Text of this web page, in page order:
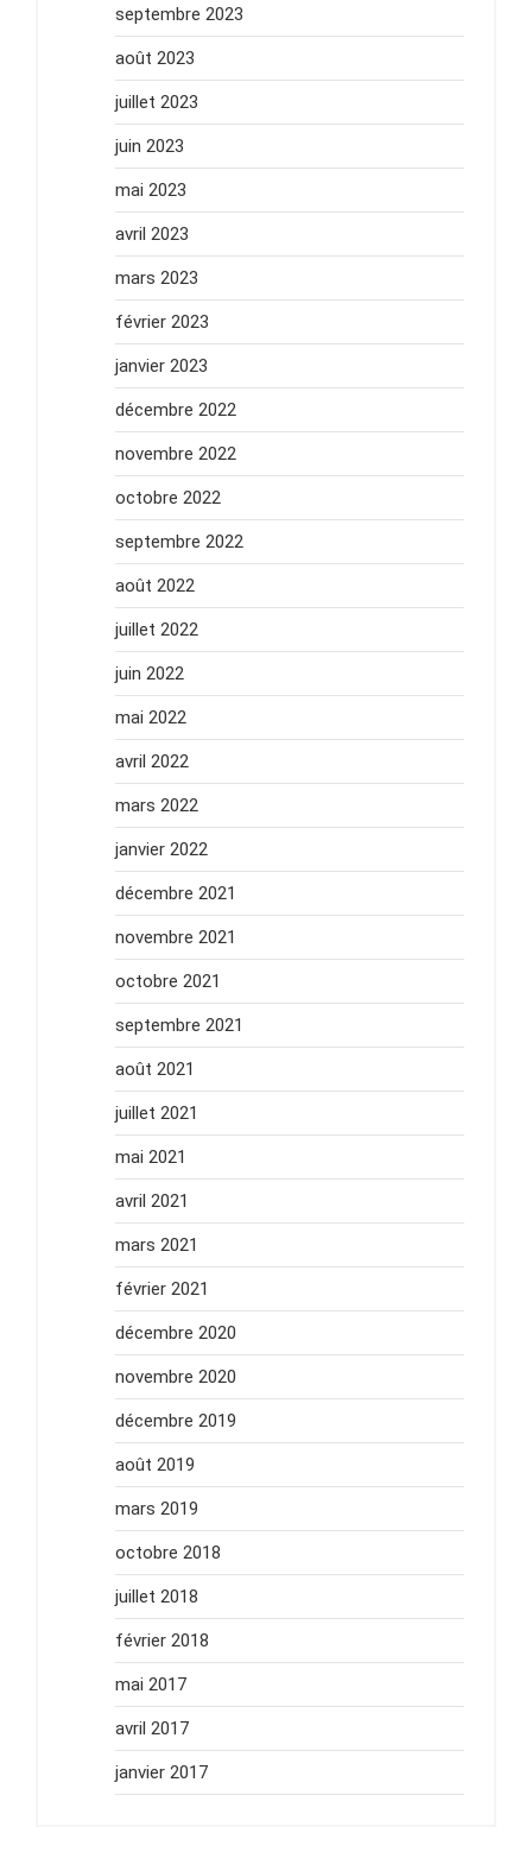
septembre 2023
août 2023
juillet 2023
juin 2023
mai 2023
avril 2023
mars 2023
février 2023
janvier 2023
décembre 2022
novembre 2022
octobre 2022
septembre 2022
août 2022
juillet 2022
juin 2022
mai 2022
avril 2022
mars 2022
janvier 2022
décembre 2021
novembre 2021
octobre 2021
septembre 2021
août 2021
juillet 2021
mai 2021
avril 2021
mars 2021
février 2021
décembre 2020
novembre 2020
décembre 2019
août 2019
mars 2019
octobre 2018
juillet 2018
février 2018
mai 2017
avril 2017
janvier 2017